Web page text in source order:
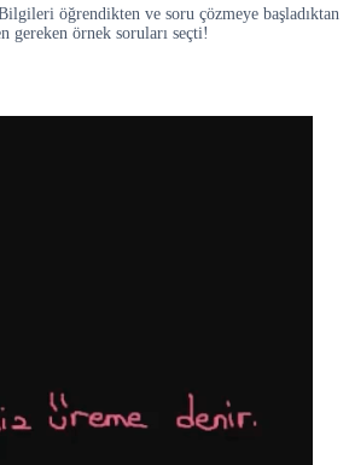
öğrendikten ve soru çözmeye başladıktan
gereken örnek soruları seçti!